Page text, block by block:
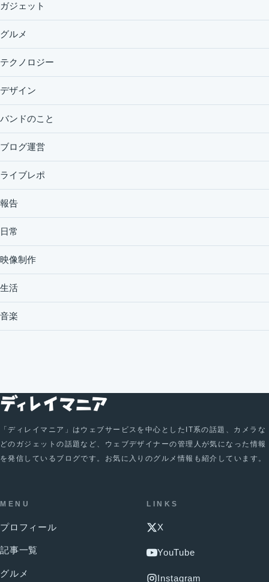
ガジェット
グルメ
テクノロジー
デザイン
バンドのこと
ブログ運営
ライブレポ
報告
日常
映像制作
生活
音楽
「ディレイマニア」はウェブサービスを中心としたIT系の話題、カメラな
どのガジェットの話題など、ウェブデザイナーの管理人が気になった情報
を発信しているブログです。お気に入りのグルメ情報も紹介しています。
MENU
プロフィール
記事一覧
グルメ
LINKS
X
YouTube
Instagram